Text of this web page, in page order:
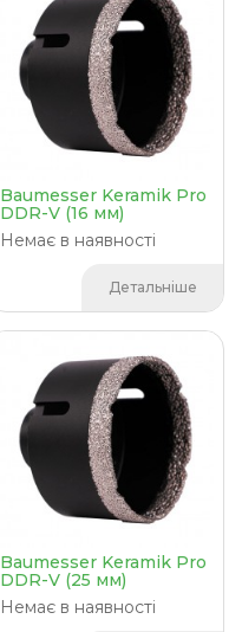
Baumesser Keramik Pro
DDR-V (16 мм)
Немає в наявності
Детальніше
Baumesser Keramik Pro
DDR-V (25 мм)
Немає в наявності